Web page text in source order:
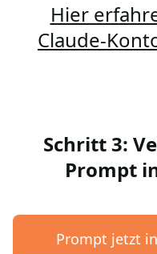
Hier
Claude-
Schritt 3:
Prompt
Prompt jetzt